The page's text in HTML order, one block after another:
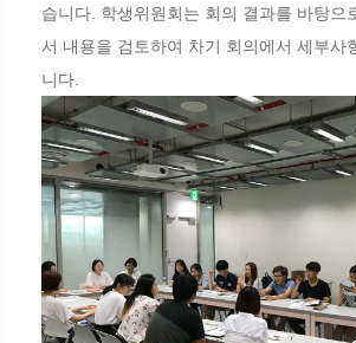
습니다. 학생위원회는 회의 결과를 바탕으
서 내용을 검토하여 차기 회의에서 세부사
니다.